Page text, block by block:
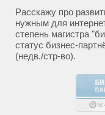
Расскажу про
нужным для
степень магистра
статус бизнес-
(недв./стр-во).